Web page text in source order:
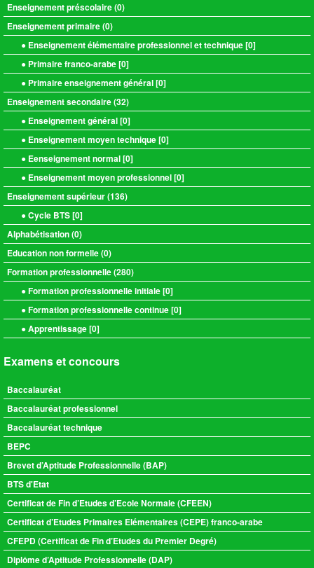
Enseignement préscolaire (0)
Enseignement primaire (0)
● Enseignement élémentaire professionnel et technique [0]
● Primaire franco-arabe [0]
● Primaire enseignement général [0]
Enseignement secondaire (32)
● Enseignement général [0]
● Enseignement moyen technique [0]
● Eenseignement normal [0]
● Enseignement moyen professionnel [0]
Enseignement supérieur (136)
● Cycle BTS [0]
Alphabétisation (0)
Education non formelle (0)
Formation professionnelle (280)
● Formation professionnelle initiale [0]
● Formation professionnelle continue [0]
● Apprentissage [0]
Examens et concours
Baccalauréat
Baccalauréat professionnel
Baccalauréat technique
BEPC
Brevet d’Aptitude Professionnelle (BAP)
BTS d'Etat
Certificat de Fin d’Etudes d’Ecole Normale (CFEEN)
Certificat d’Etudes Primaires Elémentaires (CEPE) franco-arabe
CFEPD (Certificat de Fin d’Etudes du Premier Degré)
Diplôme d’Aptitude Professionnelle (DAP)